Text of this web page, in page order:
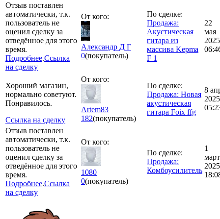
Отзыв поставлен
автоматически, т.к.
пользователь не
оценил сделку за
отведённое для этого
время.
Подробнее.Ссылка
на сделку
От кого:
Александр Д Г
0(покупатель)
По сделке:
Продажа:
Акустическая
гитара из
массива Kepma
F 1
22
мая
2025
Хороший магазин,
нормально советуют.
Понравилось.
Ссылка на сделку
От кого:
Artem83
182(покупатель)
По сделке:
Продажа: Новая
акустическая
гитара Foix ffg
8
2025
Отзыв поставлен
автоматически, т.к.
пользователь не
оценил сделку за
отведённое для этого
время.
Подробнее.Ссылка
на сделку
От кого:
1080
0(покупатель)
По сделке:
Продажа:
Комбоусилитель
1
март
2025